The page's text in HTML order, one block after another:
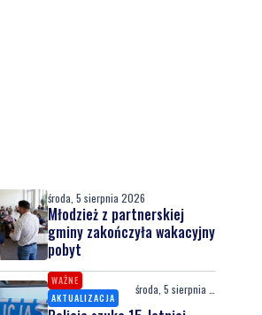
środa, 5 sierpnia 2026
Młodzież z partnerskiej
gminy zakończyła wakacyjny
pobyt
WAŻNE
AKTUALIZACJA